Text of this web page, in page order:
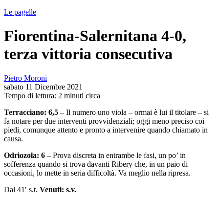
Le pagelle
Fiorentina-Salernitana 4-0,
terza vittoria consecutiva
Pietro Moroni
sabato 11 Dicembre 2021
Tempo di lettura: 2 minuti circa
Terracciano: 6,5 – Il numero uno viola – ormai è lui il titolare – si
fa notare per due interventi provvidenziali; oggi meno preciso coi
piedi, comunque attento e pronto a intervenire quando chiamato in
causa.
Odriozola: 6 – Prova discreta in entrambe le fasi, un po’ in
sofferenza quando si trova davanti Ribery che, in un paio di
occasioni, lo mette in seria difficoltà. Va meglio nella ripresa.
Dal 41′ s.t. Venuti: s.v.